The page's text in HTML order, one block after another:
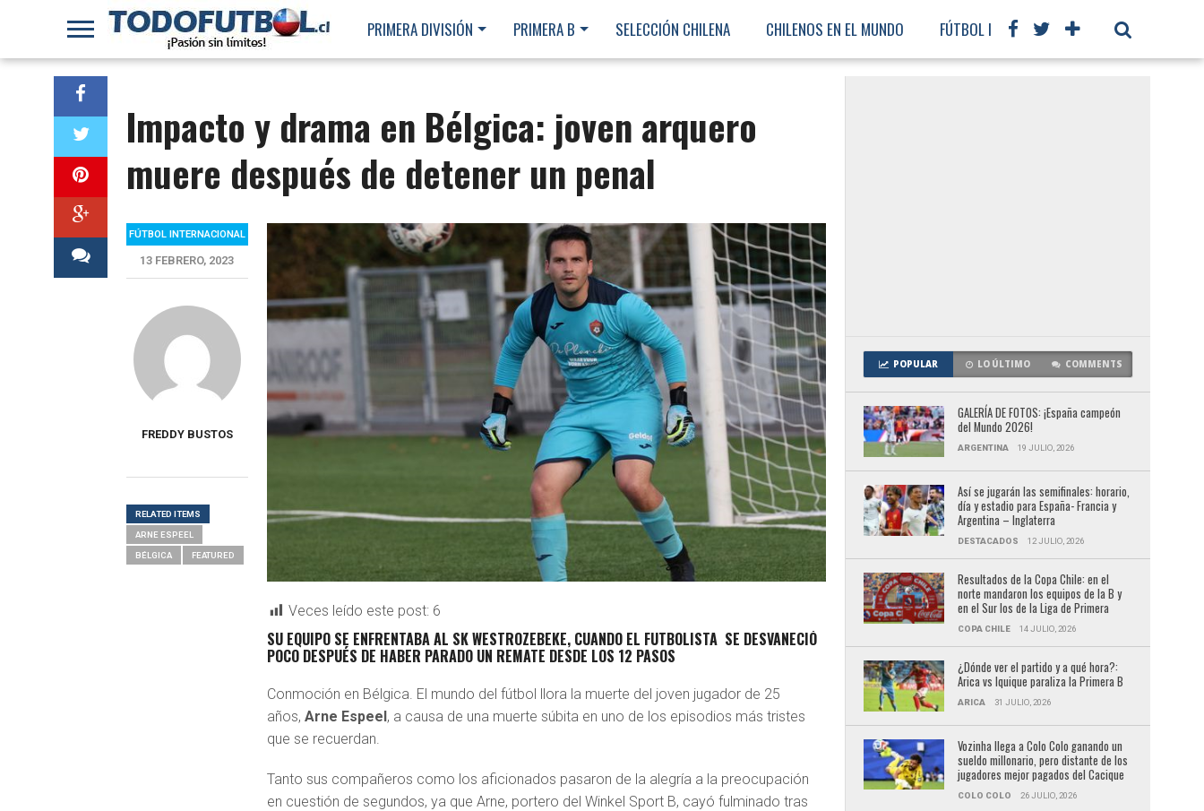
PRIMERA DIVISIÓN PRIMERA B SELECCIÓN CHILENA CHILENOS EN EL MUNDO FÚTBOL INTERNACIONAL
Impacto y drama en Bélgica: joven arquero
muere después de detener un penal
Veces leído este post: 6
SU EQUIPO SE ENFRENTABA AL SK WESTROZEBEKE, CUANDO EL FUTBOLISTA SE DESVANECIÓ
POCO DESPUÉS DE HABER PARADO UN REMATE DESDE LOS 12 PASOS
Conmoción en Bélgica. El mundo del fútbol llora la muerte del joven jugador de 25
años,Arne Espeel, a causa de una muerte súbita en uno de los episodios más tristes
que se recuerdan.
Tanto sus compañeros como los aficionados pasaron de la alegría a la preocupación
en cuestión de segundos, ya que Arne, portero del Winkel Sport B, cayó fulminado tras
FÚTBOL INTERNACIONAL
13 FEBRERO, 2023
FREDDY BUSTOS
RELATED ITEMS
ARNE ESPEEL
BÉLGICA FEATURED
POPULAR LO ÚLTIMO COMMENTS
GALERÍA DE FOTOS: ¡España campeón
del Mundo 2026!
ARGENTINA 19 JULIO, 2026
Así se jugarán las semifinales: horario,
día y estadio para España- Francia y
Argentina – Inglaterra
DESTACADOS 12 JULIO, 2026
Resultados de la Copa Chile: en el
norte mandaron los equipos de la B y
en el Sur los de la Liga de Primera
COPA CHILE 14 JULIO, 2026
¿Dónde ver el partido y a qué hora?:
Arica vs Iquique paraliza la Primera B
ARICA 31 JULIO, 2026
Vozinha llega a Colo Colo ganando un
sueldo millonario, pero distante de los
jugadores mejor pagados del Cacique
COLO COLO 26 JULIO, 2026